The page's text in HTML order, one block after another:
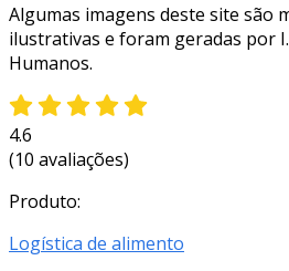
Algumas imagens deste site são
ilustrativas e foram geradas por
Humanos.
4.6
(10 avaliações)
Produto:
Logística de alimento